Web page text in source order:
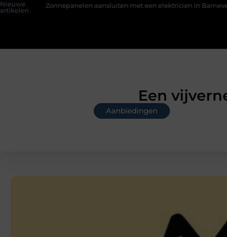
Nieuwe
artikelen
aansluiten met een elektricien in Barneveld De Perfecte
Een
Aanbiedingen